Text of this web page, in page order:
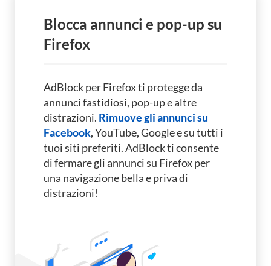
Blocca annunci e pop-up su
Firefox
AdBlock per Firefox ti protegge da
annunci fastidiosi, pop-up e altre
distrazioni. Rimuove gli annunci su
Facebook, YouTube, Google e su tutti i
tuoi siti preferiti.AdBlock ti consente
di fermare gli annunci su Firefox per
una navigazione bella e priva di
distrazioni!